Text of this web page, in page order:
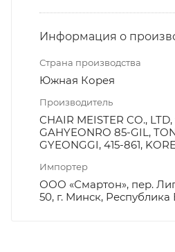
Информация о
Страна производства
Южная Корея
Производитель
CHAIR MEISTER CO.,
GAHYEONRO 85-GIL,
GYEONGGI, 415-861,
Импортер
ООО «Смартон», пер.
50, г. Минск, Республика